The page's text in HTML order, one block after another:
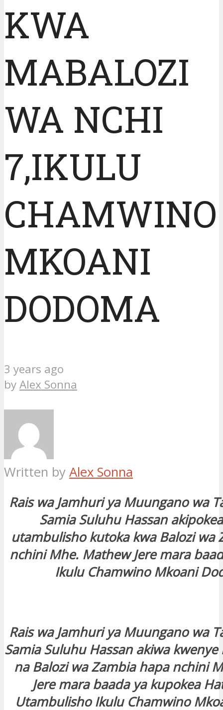
KWA
MABALOZI
WA NCHI
7,IKULU
CHAMWINO
MKOANI
DODOMA
3 years ago
byAlex Sonna
Written by Alex Sonna
Rais wa Jamhuri ya Muungano wa
Samia Suluhu Hassan
utambulisho kutoka kwa Balozi wa
nchini Mhe. Mathew Jere mara
Ikulu Chamwino Mkoani
Rais wa Jamhuri ya Muungano wa
Samia Suluhu Hassan akiwa
na Balozi wa Zambia hapa nchini
Jere mara baada ya kupokea
Utambulisho Ikulu Chamwino